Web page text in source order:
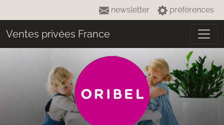
newsletter préférences
Ventes privées France